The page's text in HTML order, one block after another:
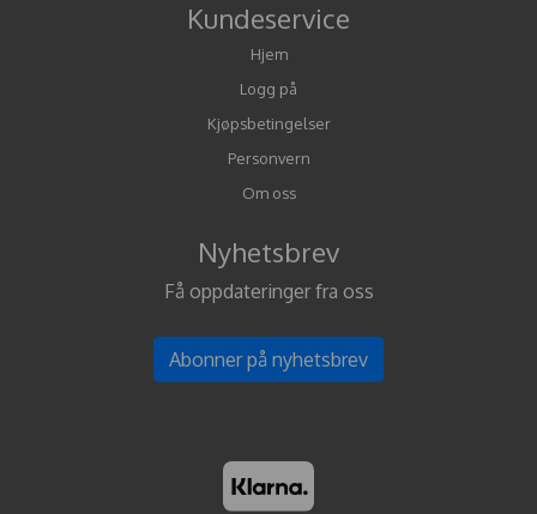
Kundeservice
Hjem
Logg på
Kjøpsbetingelser
Personvern
Om oss
Nyhetsbrev
Få oppdateringer fra oss
Abonner på nyhetsbrev